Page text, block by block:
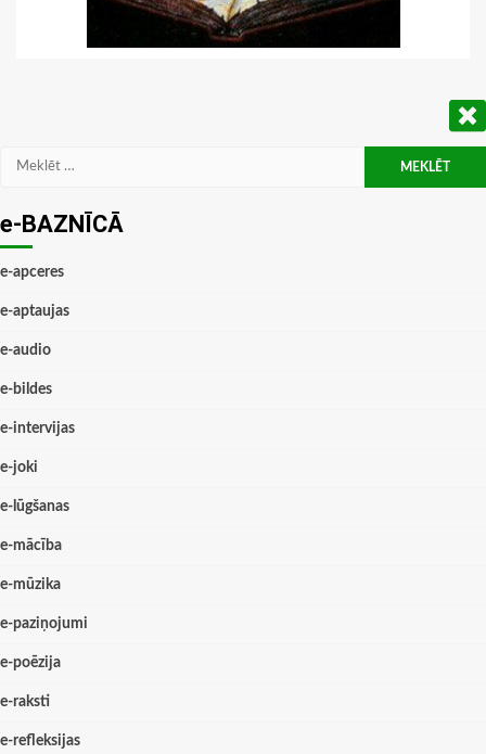
Meklēt:
e-BAZNĪCĀ
e-apceres
e-aptaujas
e-audio
e-bildes
e-intervijas
e-joki
e-lūgšanas
e-mācība
e-mūzika
e-paziņojumi
e-poēzija
e-raksti
e-refleksijas